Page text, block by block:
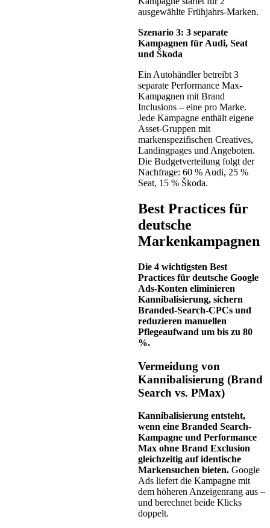
ausgewählte Frühjahrs-Marken.
Szenario 3: 3 separate
Kampagnen für Audi, Seat
und Škoda
Ein Autohändler betreibt 3
separate Performance Max-
Kampagnen mit Brand
Inclusions – eine pro Marke.
Jede Kampagne enthält eigene
Asset-Gruppen mit
markenspezifischen Creatives,
Landingpages und Angeboten.
Die Budgetverteilung folgt der
Nachfrage: 60 % Audi, 25 %
Seat, 15 % Škoda.
Best Practices für
deutsche
Markenkampagnen
Die 4 wichtigsten Best
Practices für deutsche Google
Ads-Konten eliminieren
Kannibalisierung, sichern
Branded-Search-CPCs und
reduzieren manuellen
Pflegeaufwand um bis zu 80
%.
Vermeidung von
Kannibalisierung (Brand
Search vs. PMax)
Kannibalisierung entsteht,
wenn eine Branded Search-
Kampagne und Performance
Max ohne Brand Exclusion
gleichzeitig auf identische
Markensuchen bieten. Google
Ads liefert die Kampagne mit
dem höheren Anzeigenrang aus –
und berechnet beide Klicks
doppelt.